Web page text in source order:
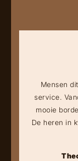
Mensen
service.
mooie
De heren in